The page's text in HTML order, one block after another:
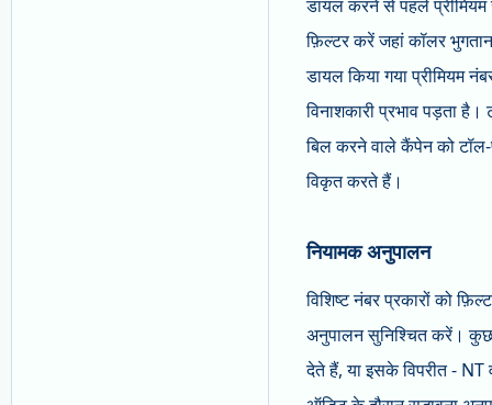
डायल करने से पहले
फ़िल्टर करें जहां कॉलर
डायल किया गया प्रीमियम
विनाशकारी प्रभाव पड़ता
बिल करने वाले कैंपेन को टॉल-
विकृत करते हैं।
नियामक अनुपालन
विशिष्ट नंबर प्रकारों को
अनुपालन सुनिश्चित करें। कुछ
देते हैं, या इसके विपरीत - NT